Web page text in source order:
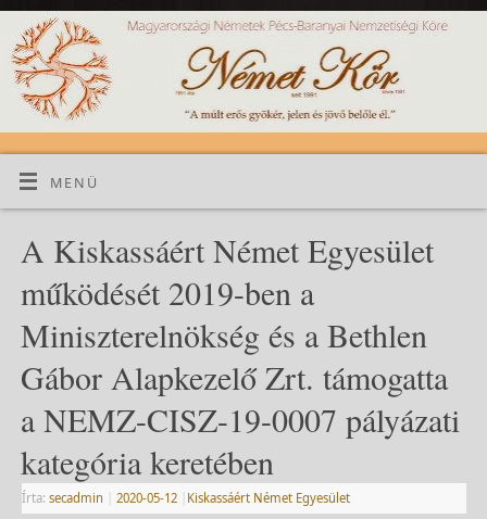
MENÜ
A Kiskassáért Német Egyesület
működését 2019-ben a
Miniszterelnökség és a Bethlen
Gábor Alapkezelő Zrt. támogatta
a NEMZ-CISZ-19-0007 pályázati
kategória keretében
Írta: secadmin 2020-05-12 Kiskassáért Német Egyesület